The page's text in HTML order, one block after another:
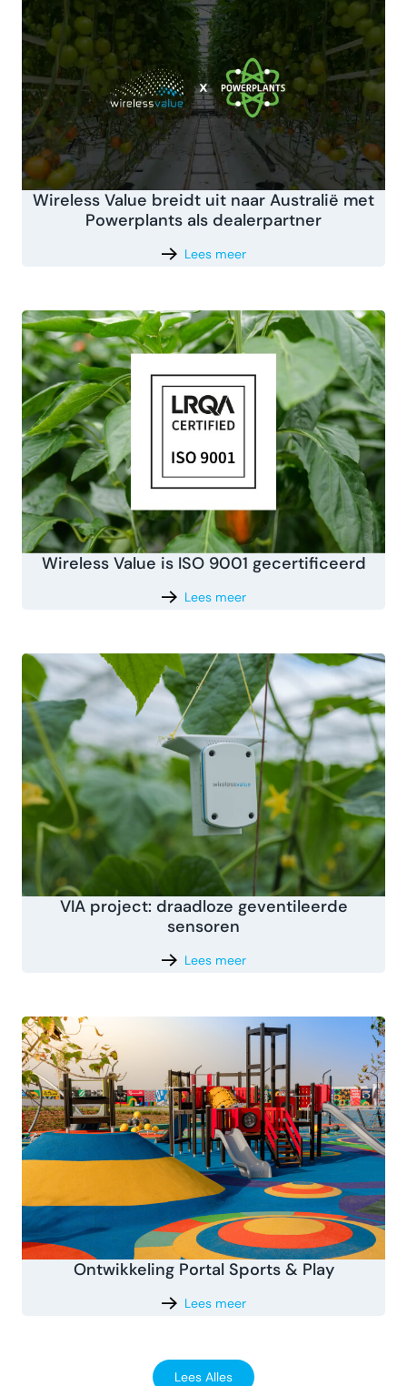
Wireless Value breidt uit naar Australië met
Powerplants als dealerpartner
Lees meer
Wireless Value is ISO 9001 gecertificeerd
Lees meer
VIA project: draadloze geventileerde
sensoren
Lees meer
Ontwikkeling Portal Sports & Play
Lees meer
Lees Alles